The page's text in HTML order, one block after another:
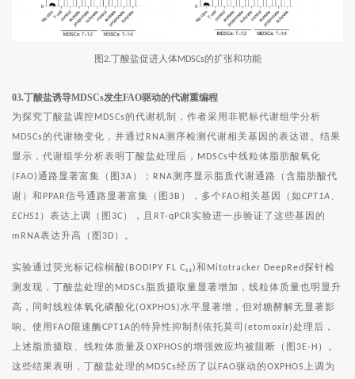
图2.丁酸盐促进人体MDSCs的扩张和功能
03.丁酸盐诱导MDSCs发生FAO驱动的代谢重编程
为探究丁酸盐调控 MDSCs的代谢机制，作者采用非靶标代谢组学分析
MDSCs的代谢物变化，并通过 RNA测序检测代谢相关基因的表达谱。结果
显示，代谢组学分析表明丁酸盐处理后，
MDSCs中线粒体脂肪酸氧化
(FAO)通路显著富集（图3A ）； RNA测序显示脂质代谢通路（含脂肪酸代
谢）和 PPAR信号通路显著富集（图3B ），多个 FAO相关基因（如CPT1A
ECHS1 ）表达上调（图3C ），且 RT-qPCR实验进一步验证了这些基因的
mRNA表达升高（图3D ）。
实验通过荧光标记棕榈酸 (BODIPY FL C₁₆)和 Mitotracker DeepRed探针检
测发现，丁酸盐处理的 MDSCs脂质摄取量显著增加，线粒体质量也明显升
高，同时线粒体氧化磷酸化(OXPHOS)水平显著增，但对糖酵解无显著影
响。使用 FAO限速酶CPT1A的特异性抑制剂依托莫司 (etomoxir)处理后，
上述脂质摄取、线粒体质量及 OXPHOS的增强效应均被阻断（图3E-H ）。
这些结果表明，丁酸盐处理的 MDSCs经历了以 FAO驱动的OXPHOS
上调为